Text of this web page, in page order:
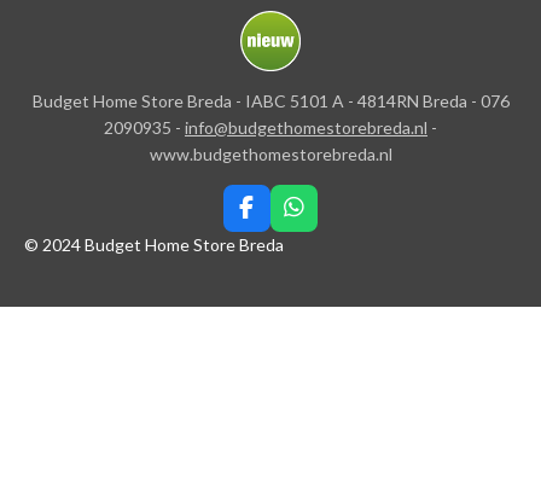
Budget Home Store Breda - IABC 5101 A - 4814RN Breda - 076
2090935 - info@budgethomestorebreda.nl -
www.budgethomestorebreda.nl
F
a
b
W
h
s
© 2024 Budget Home Store Breda